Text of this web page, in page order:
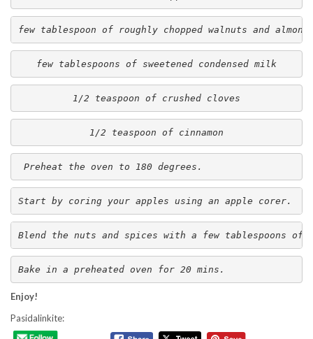
few tablespoon of roughly chopped walnuts and
few tablespoons of sweetened condensed milk
1/2 teaspoon of crushed cloves
1/2 teaspoon of cinnamon
Preheat the oven to 180 degrees.
Start by coring your apples using an apple corer.
Blend the nuts and spices with a few tablespoons
Bake in a preheated oven for 20 mins.
Enjoy!
Pasidalinkite: